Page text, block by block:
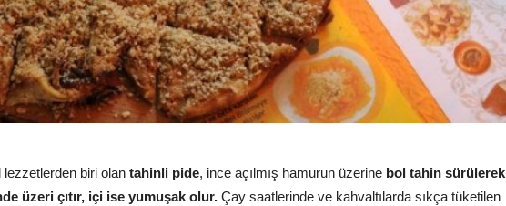
lezzetlerden biri olan tahinli pide, ince açılmış hamurun üzerine bol tahin sürülerek
üzeri çıtır, içi ise yumuşak olur. Çay saatlerinde ve kahvaltılarda sıkça tüketilen